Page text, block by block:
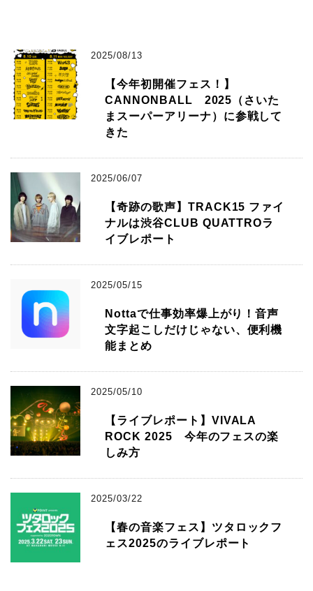
2025/08/13
【今年初開催フェス！】
CANNONBALL 2025（さいた
まスーパーアリーナ）に参戦して
きた
2025/06/07
【奇跡の歌声】TRACK15 ファイ
ナルは渋谷CLUB QUATTROラ
イブレポート
2025/05/15
Nottaで仕事効率爆上がり！音声
文字起こしだけじゃない、便利機
能まとめ
2025/05/10
【ライブレポート】VIVALA
ROCK 2025 今年のフェスの楽
しみ方
2025/03/22
【春の音楽フェス】ツタロックフ
ェス2025のライブレポート